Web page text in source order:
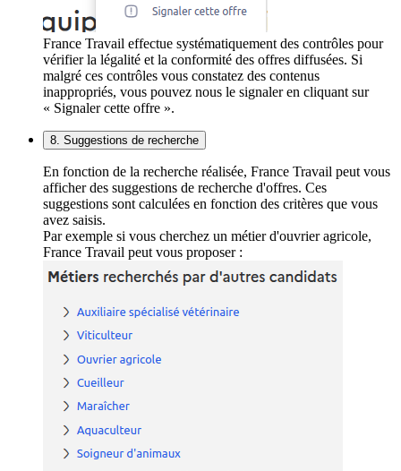
France Travail effectue systématiquement des contrôles pour
vérifier la légalité et la conformité des offres diffusées. Si
malgré ces contrôles vous constatez des contenus
inappropriés, vous pouvez nous le signaler en cliquant sur
« Signaler cette offre ».
8. Suggestions de recherche
En fonction de la recherche réalisée, France Travail peut vous
afficher des suggestions de recherche d'offres. Ces
suggestions sont calculées en fonction des critères que vous
avez saisis.
Par exemple si vous cherchez un métier d'ouvrier agricole,
France Travail peut vous proposer :